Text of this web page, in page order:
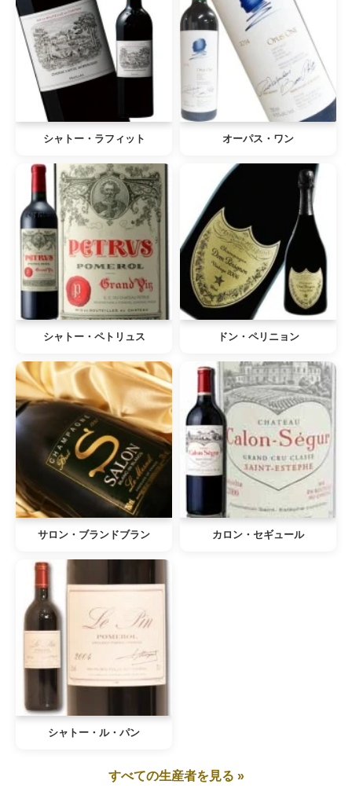
シャトー・ラフィット オーパス・ワン
シャトー・ペトリュス ドン・ペリニョン
サロン・ブランドブラン カロン・セギュール
シャトー・ル・パン
すべての生産者を見る »